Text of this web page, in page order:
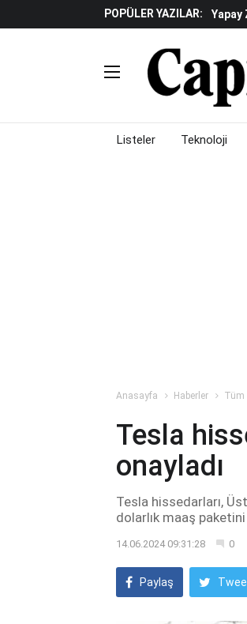
POPÜLER YAZILAR:
Beyaz
Döviz
Listeler Teknoloji
Anasayfa Haberler Tüm
Tesla
onayladı
Tesla hissedarları,
dolarlık maaş
14.06.2024 09:31:28 0
Paylaş